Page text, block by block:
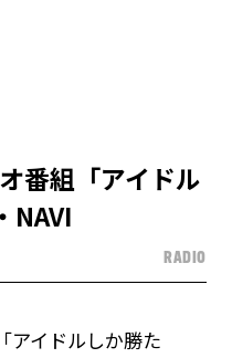
番組「アイドル
NAVI
RADIO
アイドルしか勝た